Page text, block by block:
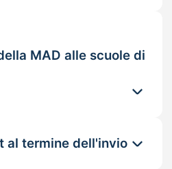
MAD alle scuole di
al termine dell'invio